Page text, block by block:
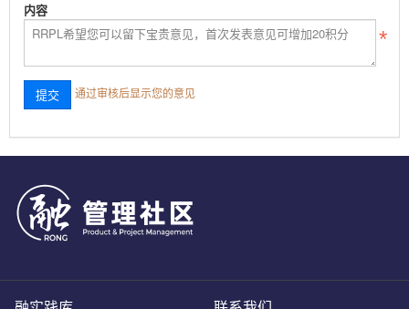
内容
通过审核后显示您的意见